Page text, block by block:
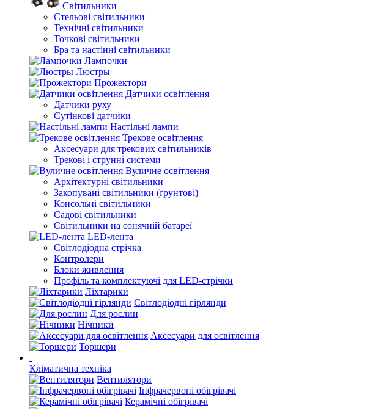
Світильники
Стельові світильники
Технічні світильники
Точкові світильники
Бра та настінні світильники
Лампочки
Люстры
Прожектори
Датчики освітлення
Датчики руху
Сутінкові датчики
Настільні лампи
Трекове освітлення
Аксесуари для трекових світильників
Трекові і струнні системи
Вуличне освітлення
Архітектурні світильники
Закопувані світильники (ґрунтові)
Консольні світильники
Садові світильники
Світильники на сонячній батареї
LED-лента
Світлодіодна стрічка
Контролери
Блоки живлення
Профіль та комплектуючі для LED-стрічки
Ліхтарики
Світлодіодні гірлянди
Для рослин
Нічники
Аксесуари для освітлення
Торшери
Кліматична техніка
Вентилятори
Інфрачервоні обігрівачі
Керамічні обігрівачі